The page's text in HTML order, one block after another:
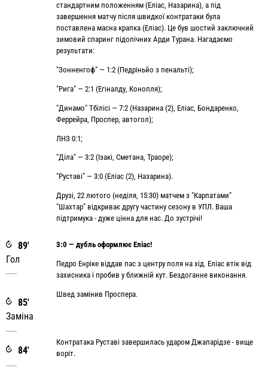
стандартним положенням (Еліас, Назарина), а під
завершення матчу після швидкої контратаки була
поставлена масна крапка (Еліас). Це був шостий заключний
зимовий спаринг підопічних Арди Турана. Нагадаємо
результати:
"Зонненгоф" — 1:2 (Педріньйо з пенальті);
"Рига" — 2:1 (Егіналду, Конопля);
"Динамо" Тбілісі — 7:2 (Назарина (2), Еліас, Бондаренко,
Феррейра, Проспер, автогол);
ЛНЗ 0:1;
"Діла" — 3:2 (Ізакі, Сметана, Траоре);
"Руставі" — 3:0 (Еліас (2), Назарина).
Друзі, 22 лютого (неділя, 15:30) матчем з "Карпатами"
"Шахтар" відкриває другу частину сезону в УПЛ. Ваша
підтримука - дуже цінна для нас. До зустрічі!
89'
Гол
3:0 — дубль оформлює Еліас!
Педро Енріке віддав пас з центру поля на хід. Еліас втік від
захисника і пробив у ближній кут. Бездоганне виконання.
85'
Заміна
Швед замінив Проспера.
84'
Контратака Руставі завершилась ударом Джапарідзе - вище
воріт.